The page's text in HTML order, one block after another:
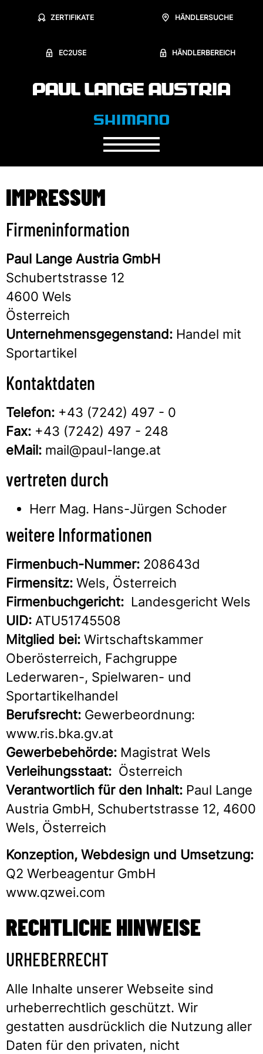
ZERTIFIKATE HÄNDLERSUCHE
EC2USE HÄNDLERBEREICH
IMPRESSUM
Firmeninformation
Paul Lange Austria GmbH
Schubertstrasse 12
4600 Wels
Österreich
Unternehmensgegenstand: Handel mit
Sportartikel
Kontaktdaten
Telefon: +43 (7242) 497 - 0
Fax: +43 (7242) 497 - 248
eMail: mail@paul-lange.at
vertreten durch
Herr Mag. Hans-Jürgen Schoder
weitere Informationen
Firmenbuch-Nummer: 208643d
Firmensitz: Wels, Österreich
Firmenbuchgericht: Landesgericht Wels
UID: ATU51745508
Mitglied bei: Wirtschaftskammer
Oberösterreich, Fachgruppe
Lederwaren-, Spielwaren- und
Sportartikelhandel
Berufsrecht: Gewerbeordnung:
www.ris.bka.gv.at
Gewerbebehörde: Magistrat Wels
Verleihungsstaat: Österreich
Verantwortlich für den Inhalt: Paul Lange
Austria GmbH, Schubertstrasse 12, 4600
Wels, Österreich
Konzeption, Webdesign und Umsetzung:
Q2 Werbeagentur GmbH
www.qzwei.com
RECHTLICHE HINWEISE
URHEBERRECHT
Alle Inhalte unserer Webseite sind
urheberrechtlich geschützt. Wir
gestatten ausdrücklich die Nutzung aller
Daten für den privaten, nicht